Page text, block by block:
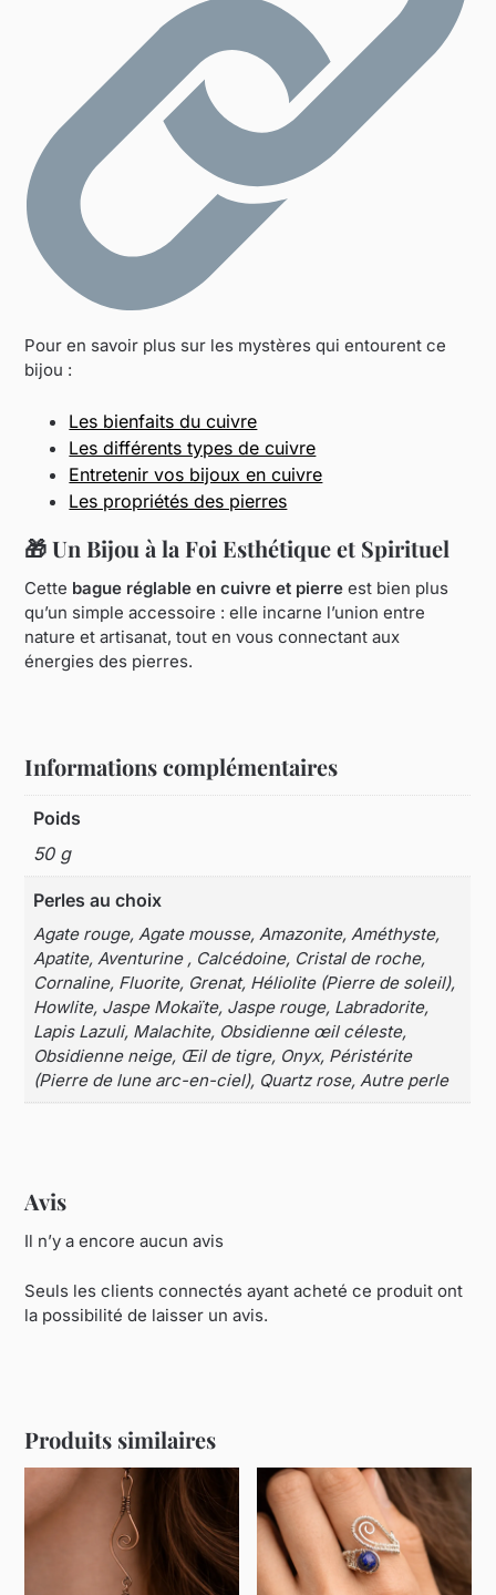
Pour en savoir plus sur les mystères qui entourent ce
bijou :
Les bienfaits du cuivre
Les différents types de cuivre
Entretenir vos bijoux en cuivre
Les propriétés des pierres
🎁Un Bijou à la Foi Esthétique et Spirituel
Cette bague réglable en cuivre et pierre est bien plus
qu’un simple accessoire : elle incarne l’union entre
nature et artisanat, tout en vous connectant aux
énergies des pierres.
Informations complémentaires
Poids
50 g
Perles au choix
Agate rouge, Agate mousse, Amazonite, Améthyste,
Apatite, Aventurine , Calcédoine, Cristal de roche,
Cornaline, Fluorite, Grenat, Héliolite (Pierre de soleil),
Howlite, Jaspe Mokaïte, Jaspe rouge, Labradorite,
Lapis Lazuli, Malachite, Obsidienne œil céleste,
Obsidienne neige, Œil de tigre, Onyx, Péristérite
(Pierre de lune arc-en-ciel), Quartz rose, Autre perle
Avis
Il n’y a encore aucun avis
Seuls les clients connectés ayant acheté ce produit ont
la possibilité de laisser un avis.
Produits similaires